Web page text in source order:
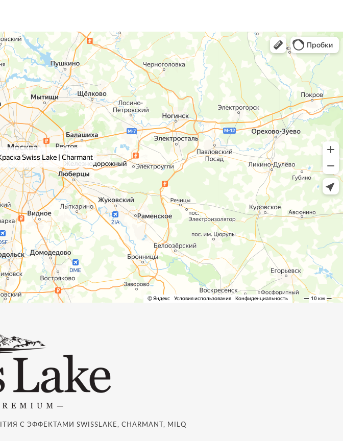
С ЭФФЕКТАМИ SWISSLAKE, CHARMANT, MILQ